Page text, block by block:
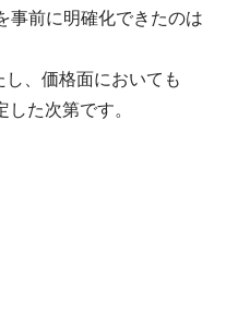
事前に明確化できたのは
、価格面においても
た次第です。